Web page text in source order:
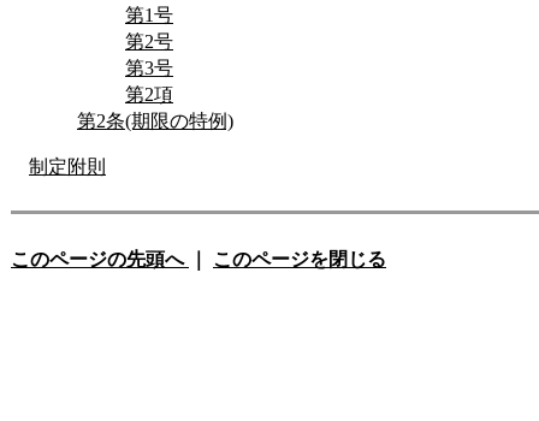
第1号
第2号
第3号
第2項
第2条(期限の特例)
制定附則
このページの先頭へ このページを閉じる